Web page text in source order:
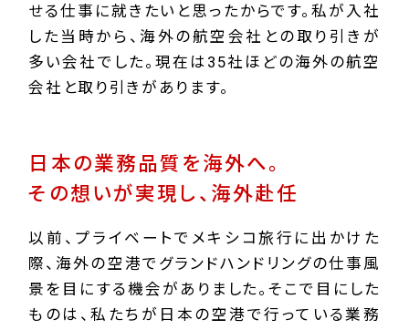
せる仕事に就きたいと思ったからです。私が入社
した当時から、海外の航空会社との取り引きが
多い会社でした。現在は35社ほどの海外の航空
会社と取り引きがあります。
日本の業務品質を海外へ。
その想いが実現し、海外赴任
以前、プライベートでメキシコ旅行に出かけた
際、海外の空港でグランドハンドリングの仕事風
景を目にする機会がありました。そこで目にした
ものは、私たちが日本の空港で行っている業務